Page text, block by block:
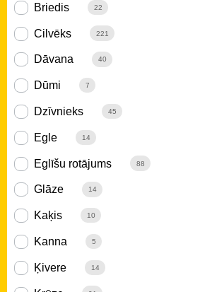
Briedis 22
Cilvēks 221
Dāvana 40
Dūmi 7
Dzīvnieks 45
Egle 14
Eglīšu rotājums 88
Glāze 14
Kaķis 10
Kanna 5
Ķivere 14